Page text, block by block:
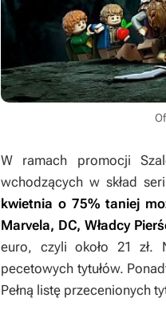
W ramach promocji
wchodzących w skład
kwietnia o 75% taniej
Marvela, DC, Władcy
euro, czyli około 21 zł.
pecetowych tytułów.
Pełną listę przecenionych